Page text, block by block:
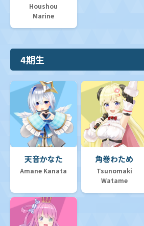
Houshou
Marine
4期生
天音かなた
Amane Kanata
角巻わため
Tsunomaki
Watame